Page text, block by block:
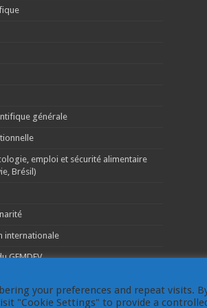
générale
emploi et sécurité alimentaire
Brésil)
internationale
GEMDEV
your preferences and repeat visits.
"Cookie Settings" to provide a